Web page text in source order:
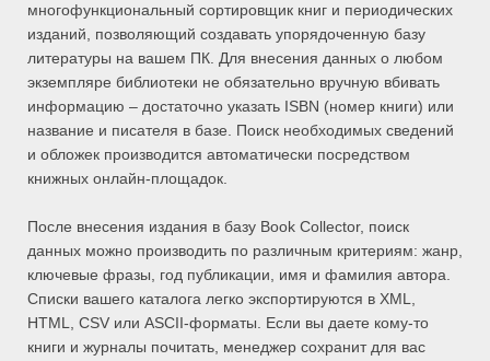
многофункциональный сортировщик книг и периодических
изданий, позволяющий создавать упорядоченную базу
литературы на вашем ПК. Для внесения данных о любом
экземпляре библиотеки не обязательно вручную вбивать
информацию – достаточно указать ISBN (номер книги) или
название и писателя в базе. Поиск необходимых сведений
и обложек производится автоматически посредством
книжных онлайн-площадок.
После внесения издания в базу Book Collector, поиск
данных можно производить по различным критериям: жанр,
ключевые фразы, год публикации, имя и фамилия автора.
Списки вашего каталога легко экспортируются в XML,
HTML, CSV или ASCII-форматы. Если вы даете кому-то
книги и журналы почитать, менеджер сохранит для вас